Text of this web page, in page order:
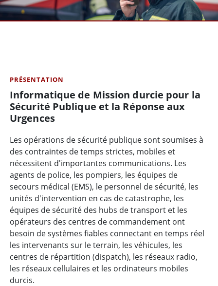
PRÉSENTATION
Informatique de Mission durcie pour la
Sécurité Publique et la Réponse aux
Urgences
Les opérations de sécurité publique sont soumises à
des contraintes de temps strictes, mobiles et
nécessitent d'importantes communications. Les
agents de police, les pompiers, les équipes de
secours médical (EMS), le personnel de sécurité, les
unités d'intervention en cas de catastrophe, les
équipes de sécurité des hubs de transport et les
opérateurs des centres de commandement ont
besoin de systèmes fiables connectant en temps réel
les intervenants sur le terrain, les véhicules, les
centres de répartition (dispatch), les réseaux radio,
les réseaux cellulaires et les ordinateurs mobiles
durcis.